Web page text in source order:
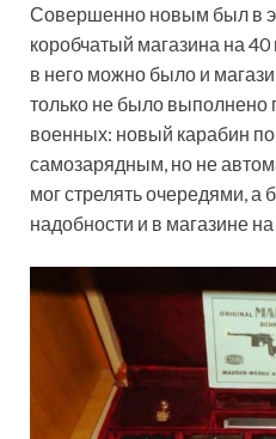
Совершенно новым был в
коробчатый магазина на 40
в него можно было и
только не было выполнено
военных: новый карабин
самозарядным, но не
мог стрелять очередями, а
надобности и в магазине